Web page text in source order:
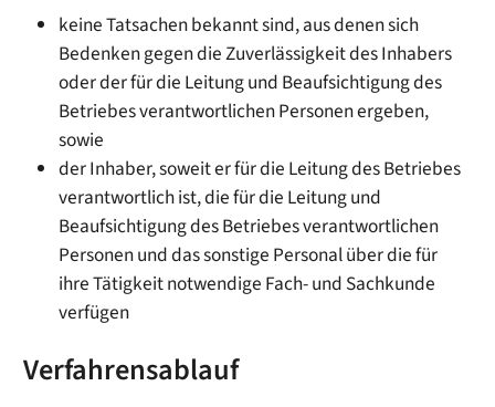
keine Tatsachen bekannt sind, aus denen sich
Bedenken gegen die Zuverlässigkeit des Inhabers
oder der für die Leitung und Beaufsichtigung des
Betriebes verantwortlichen Personen ergeben,
sowie
der Inhaber, soweit er für die Leitung des Betriebes
verantwortlich ist, die für die Leitung und
Beaufsichtigung des Betriebes verantwortlichen
Personen und das sonstige Personal über die für
ihre Tätigkeit notwendige Fach- und Sachkunde
verfügen
Verfahrensablauf